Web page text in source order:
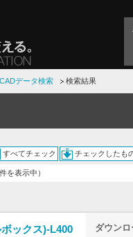
データ検索 検索結果
すべてチェック チェックしたも
を表示中）
ックス)-L400
ダウンロ